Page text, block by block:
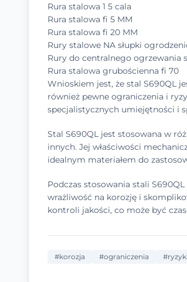
Rura stalowa 1 5 cala
Rura stalowa fi 5 MM
Rura stalowa fi 20 MM
Rury stalowe NA słupki
Rury do centralnego ogrzewania
Rura stalowa grubościenna fi 70
Wnioskiem jest, że stal S690QL
również pewne ograniczenia i
specjalistycznych umiejętności i
Stal S690QL jest stosowana w
innych. Jej właściwości
idealnym materiałem do
Podczas stosowania stali
wrażliwość na korozję i
kontroli jakości, co może być
#korozja #ograniczenia